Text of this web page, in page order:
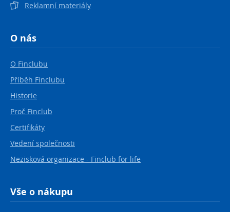
Reklamní materiály
O nás
O Finclubu
Příběh Finclubu
Historie
Proč Finclub
Certifikáty
Vedení společnosti
Nezisková organizace - Finclub for life
Vše o nákupu